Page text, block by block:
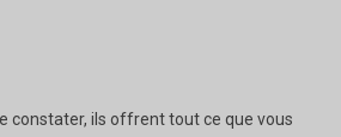
constater, ils offrent tout ce que vous